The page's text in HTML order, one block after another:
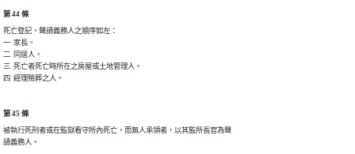
第 44 條
死亡登記，聲請義務人之順序如左：
一  家長。
二  同居人。
三  死亡者死亡時所在之房屋或土地管理人。
四  經理殮葬之人。
第 45 條
被執行死刑者或在監獄看守所內死亡，而無人承領者，以其監所長官為聲
請義務人。